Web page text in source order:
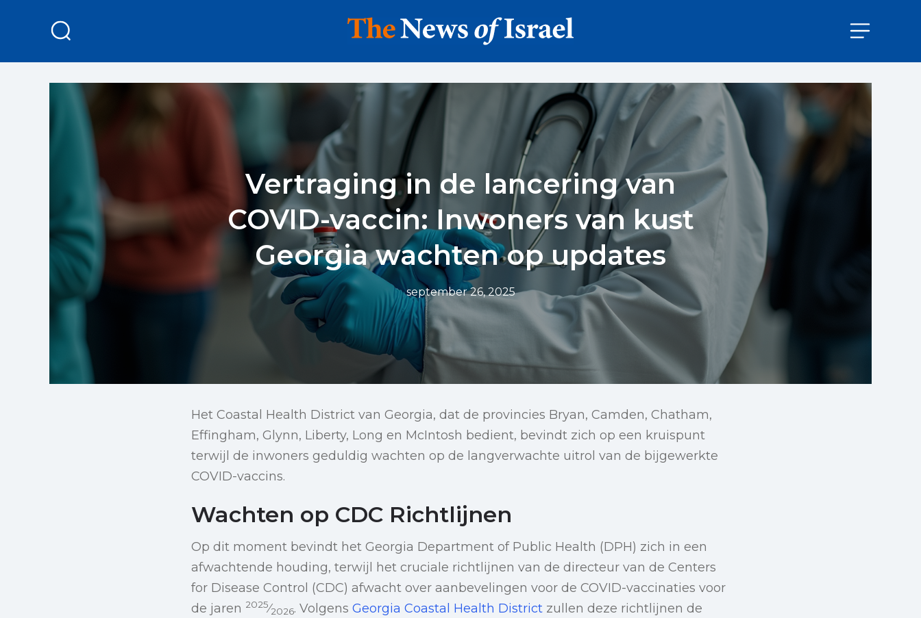
Vertraging in de lancering van
COVID-vaccin: Inwoners van kust
Georgia wachten op updates
september 26, 2025
Het Coastal Health District van Georgia, dat de provincies Bryan, Camden, Chatham,
Effingham, Glynn, Liberty, Long en McIntosh bedient, bevindt zich op een kruispunt
terwijl de inwoners geduldig wachten op de langverwachte uitrol van de bijgewerkte
COVID-vaccins.
Wachten op CDC Richtlijnen
Op dit moment bevindt het Georgia Department of Public Health (DPH) zich in een
afwachtende houding, terwijl het cruciale richtlijnen van de directeur van de Centers
for Disease Control (CDC) afwacht over aanbevelingen voor de COVID-vaccinaties voor
de jaren 2025⁄2026. Volgens Georgia Coastal Health District zullen deze richtlijnen de